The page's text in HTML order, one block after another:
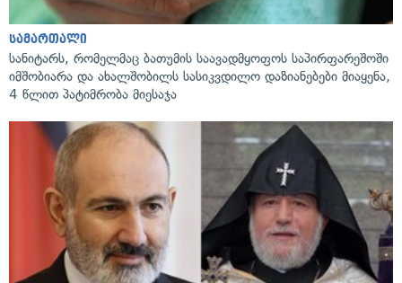
სამართალი
სანიტარს, რომელმაც ბათუმის საავადმყოფოს საპირფარეშოში
იმშობიარა და ახალშობილს სასიკვდილო დაზიანებები მიაყენა,
4 წლით პატიმრობა მიესაჯა